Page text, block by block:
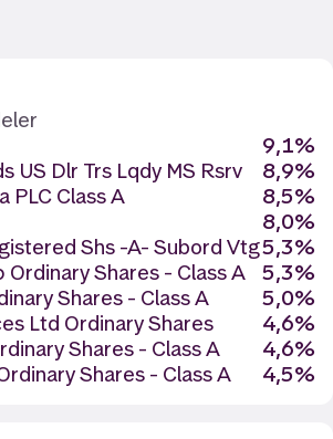
9,1%
US Dlr Trs Lqdy MS Rsrv
8,9%
PLC Class A
8,5%
8,0%
Shs -A- Subord Vtg5,3%
Shares - Class A 5,3%
Shares - Class A
5,0%
Ltd Ordinary Shares
4,6%
Shares - Class A
4,6%
Shares - Class A
4,5%